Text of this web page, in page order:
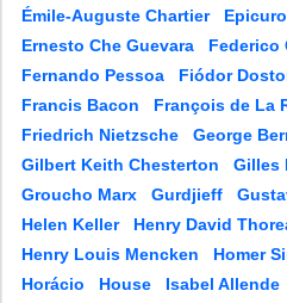
Émile-Auguste Chartier
Epicuro
Ernesto Che Guevara
Federico
Fernando Pessoa
Fiódor
Francis Bacon
François de La
Friedrich Nietzsche
George
Gilbert Keith Chesterton
Gilles
Groucho Marx
Gurdjieff
Helen Keller
Henry David
Henry Louis Mencken
Homer
Horácio
House Isabel Allende